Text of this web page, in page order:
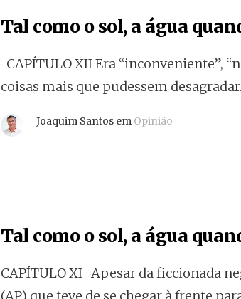
Tal como o sol, a água
CAPÍTULO XII Era “inconveniente”,
coisas mais que pudessem
Joaquim Santos em Opinião
Tal como o sol, a água
CAPÍTULO XI Apesar da ficcionada